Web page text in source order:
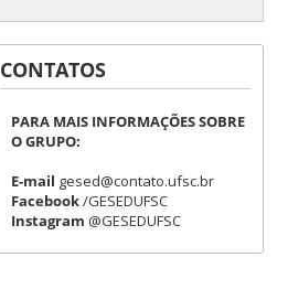
CONTATOS
PARA MAIS INFORMAÇÕES SOBRE
O GRUPO:
E-mail gesed@contato.ufsc.br
Facebook/GESEDUFSC
Instagram @GESEDUFSC